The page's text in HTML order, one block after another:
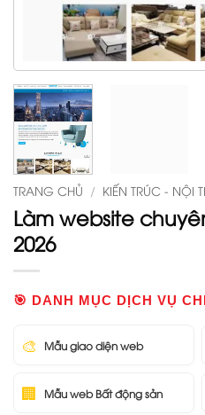
TRANG CHỦ / KIẾN TRÚC - NỘI
Làm website
2026
🎯 DANH MỤC DỊCH VỤ
🎨 Mẫu giao diện web
🏢 Mẫu web Bất động sản